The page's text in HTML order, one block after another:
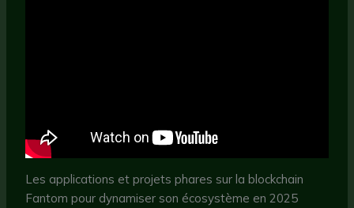
Les applications et projets phares sur la blockchain
Fantom pour dynamiser son écosystème en 2025